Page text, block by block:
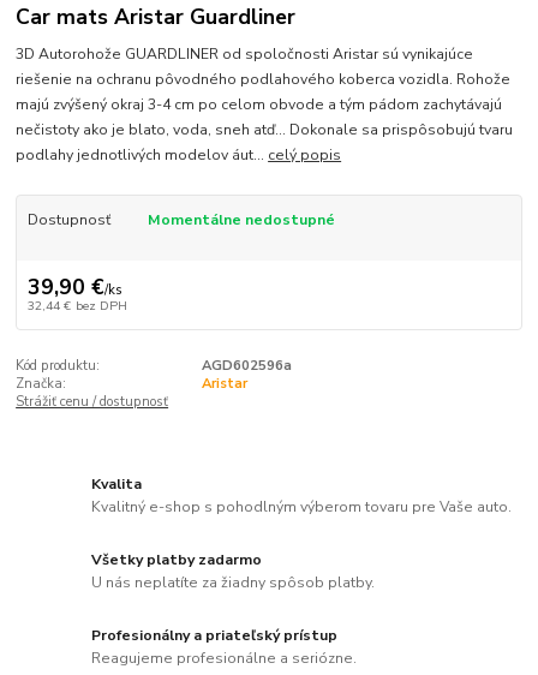
Car mats Aristar Guardliner
3D Autorohože GUARDLINER od spoločnosti Aristar sú vynikajúce
riešenie na ochranu pôvodného podlahového koberca vozidla. Rohože
majú zvýšený okraj 3-4 cm po celom obvode a tým pádom zachytávajú
nečistoty ako je blato, voda, sneh atď... Dokonale sa prispôsobujú tvaru
podlahy jednotlivých modelov áut... celý popis
Dostupnosť Momentálne nedostupné
39,90 €/ks
32,44 € bez DPH
Kód produktu:
AGD602596a
Značka:
Aristar
Strážiť cenu / dostupnosť
Kvalita
Kvalitný e-shop s pohodlným výberom tovaru pre Vaše auto.
Všetky platby zadarmo
U nás neplatíte za žiadny spôsob platby.
Profesionálny a priateľský prístup
Reagujeme profesionálne a seriózne.